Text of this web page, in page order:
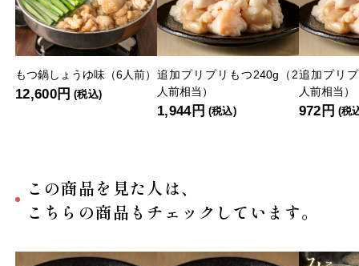
もつ鍋しょうゆ味（6人前）
12,600円 (税込)
追加プリプリもつ240g（2
人前相当）
1,944円 (税込)
追加プリ
人前相当）
972円 (税
この商品を見た人は、
こちらの商品もチェックしています。